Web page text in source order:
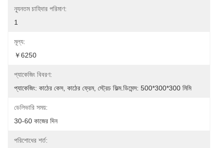
ন্যূনতম চাহিদার পরিমাণ:
1
মূল্য:
￥6250
প্যাকেজিং বিবরণ:
প্যাকেজিং: কাঠের কেস, কাঠের ফ্রেম, স্ট্রেচ ফিল্ম.ডিমেন্স: 500*300*300 মিমি
ডেলিভারি সময়:
30-60 কাজের দিন
পরিশোধের শর্ত: